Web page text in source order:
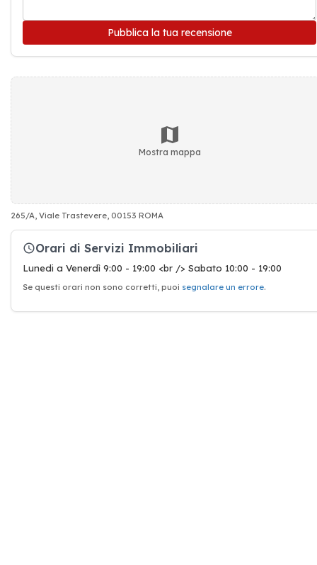
Pubblica la tua recensione
Mostra mappa
265/A, Viale Trastevere, 00153 ROMA
Orari di Servizi Immobiliari
Lunedi a Venerdì 9:00 - 19:00 <br /> Sabato 10:00 - 19:00
Se questi orari non sono corretti, puoi segnalare un errore.